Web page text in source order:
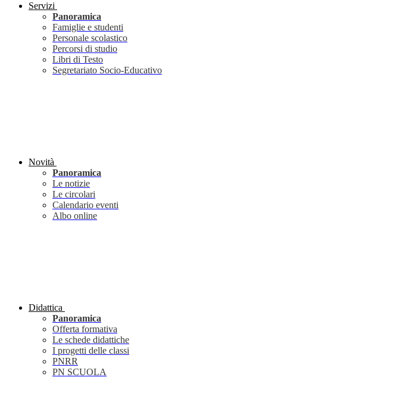
Servizi
Panoramica
Famiglie e studenti
Personale scolastico
Percorsi di studio
Libri di Testo
Segretariato Socio-Educativo
Novità
Panoramica
Le notizie
Le circolari
Calendario eventi
Albo online
Didattica
Panoramica
Offerta formativa
Le schede didattiche
I progetti delle classi
PNRR
PN SCUOLA